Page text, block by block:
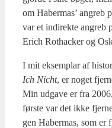
om Haber­mas’ angreb
var et indi­rek­te angreb
Erich Rot­ha­ck­er og
I mit eksem­plar af
Ich Nicht, er noget
Min udga­ve er fra
før­ste var det ikke
gen Haber­mas, som er